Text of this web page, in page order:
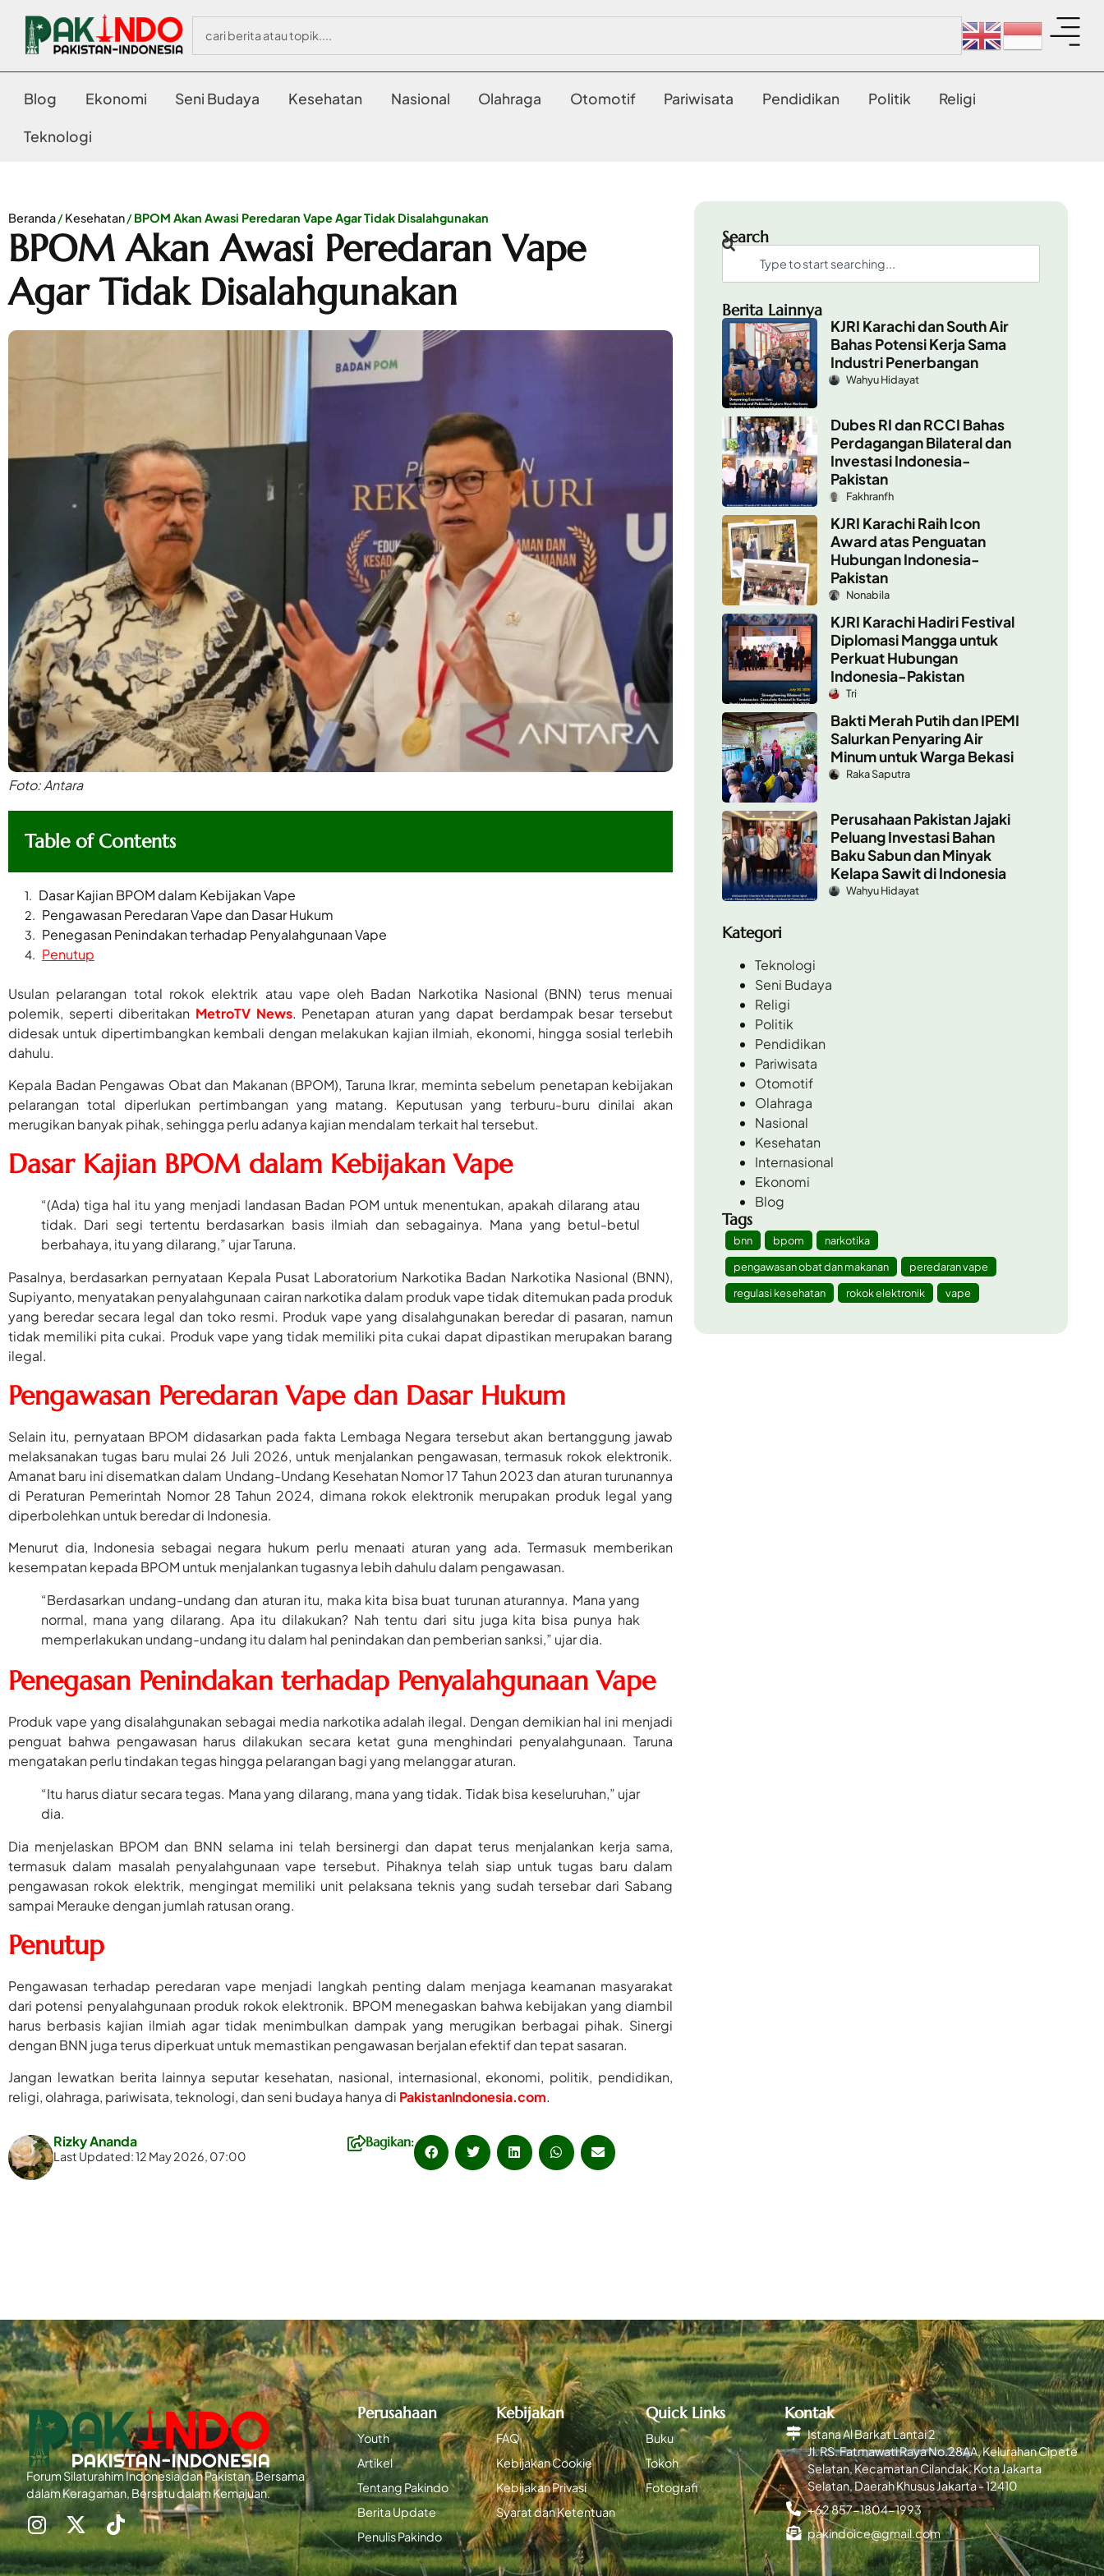
Blog Ekonomi Seni Budaya Kesehatan Nasional Olahraga Otomotif Pariwisata Pendidikan Politik Religi
Teknologi
Beranda/Kesehatan/BPOM Akan Awasi Peredaran Vape Agar Tidak Disalahgunakan
BPOM Akan Awasi Peredaran Vape
Agar Tidak Disalahgunakan
Foto: Antara
Table of Contents
Dasar Kajian BPOM dalam Kebijakan Vape
Pengawasan Peredaran Vape dan Dasar Hukum
Penegasan Penindakan terhadap Penyalahgunaan Vape
Penutup
Usulan pelarangan total rokok elektrik atau vape oleh Badan Narkotika Nasional (BNN) terus menuai
polemik, seperti diberitakan MetroTV News. Penetapan aturan yang dapat berdampak besar tersebut
didesak untuk dipertimbangkan kembali dengan melakukan kajian ilmiah, ekonomi, hingga sosial terlebih
dahulu.
Kepala Badan Pengawas Obat dan Makanan (BPOM), Taruna Ikrar, meminta sebelum penetapan kebijakan
pelarangan total diperlukan pertimbangan yang matang. Keputusan yang terburu-buru dinilai akan
merugikan banyak pihak, sehingga perlu adanya kajian mendalam terkait hal tersebut.
Dasar Kajian BPOM dalam Kebijakan Vape
“(Ada) tiga hal itu yang menjadi landasan Badan POM untuk menentukan, apakah dilarang atau
tidak. Dari segi tertentu berdasarkan basis ilmiah dan sebagainya. Mana yang betul-betul
berbahaya, itu yang dilarang,” ujar Taruna.
Pasalnya, berdasarkan pernyataan Kepala Pusat Laboratorium Narkotika Badan Narkotika Nasional (BNN),
Supiyanto, menyatakan penyalahgunaan cairan narkotika dalam produk vape tidak ditemukan pada produk
yang beredar secara legal dan toko resmi. Produk vape yang disalahgunakan beredar di pasaran, namun
tidak memiliki pita cukai. Produk vape yang tidak memiliki pita cukai dapat dipastikan merupakan barang
ilegal.
Pengawasan Peredaran Vape dan Dasar Hukum
Selain itu, pernyataan BPOM didasarkan pada fakta Lembaga Negara tersebut akan bertanggung jawab
melaksanakan tugas baru mulai 26 Juli 2026, untuk menjalankan pengawasan, termasuk rokok elektronik.
Amanat baru ini disematkan dalam Undang-Undang Kesehatan Nomor 17 Tahun 2023 dan aturan turunannya
di Peraturan Pemerintah Nomor 28 Tahun 2024, dimana rokok elektronik merupakan produk legal yang
diperbolehkan untuk beredar di Indonesia.
Menurut dia, Indonesia sebagai negara hukum perlu menaati aturan yang ada. Termasuk memberikan
kesempatan kepada BPOM untuk menjalankan tugasnya lebih dahulu dalam pengawasan.
“Berdasarkan undang-undang dan aturan itu, maka kita bisa buat turunan aturannya. Mana yang
normal, mana yang dilarang. Apa itu dilakukan? Nah tentu dari situ juga kita bisa punya hak
memperlakukan undang-undang itu dalam hal penindakan dan pemberian sanksi,” ujar dia.
Penegasan Penindakan terhadap Penyalahgunaan Vape
Produk vape yang disalahgunakan sebagai media narkotika adalah ilegal. Dengan demikian hal ini menjadi
penguat bahwa pengawasan harus dilakukan secara ketat guna menghindari penyalahgunaan. Taruna
mengatakan perlu tindakan tegas hingga pelarangan bagi yang melanggar aturan.
“Itu harus diatur secara tegas. Mana yang dilarang, mana yang tidak. Tidak bisa keseluruhan,” ujar
dia.
Dia menjelaskan BPOM dan BNN selama ini telah bersinergi dan dapat terus menjalankan kerja sama,
termasuk dalam masalah penyalahgunaan vape tersebut. Pihaknya telah siap untuk tugas baru dalam
pengawasan rokok elektrik, mengingat memiliki unit pelaksana teknis yang sudah tersebar dari Sabang
sampai Merauke dengan jumlah ratusan orang.
Penutup
Pengawasan terhadap peredaran vape menjadi langkah penting dalam menjaga keamanan masyarakat
dari potensi penyalahgunaan produk rokok elektronik. BPOM menegaskan bahwa kebijakan yang diambil
harus berbasis kajian ilmiah agar tidak menimbulkan dampak yang merugikan berbagai pihak. Sinergi
dengan BNN juga terus diperkuat untuk memastikan pengawasan berjalan efektif dan tepat sasaran.
Jangan lewatkan berita lainnya seputar kesehatan, nasional, internasional, ekonomi, politik, pendidikan,
religi, olahraga, pariwisata, teknologi, dan seni budaya hanya di PakistanIndonesia.com.
Rizky Ananda
Last Updated: 12 May 2026, 07:00
Bagikan:
Search
Berita Lainnya
KJRI Karachi dan South Air
Bahas Potensi Kerja Sama
Industri Penerbangan
Wahyu Hidayat
Dubes RI dan RCCI Bahas
Perdagangan Bilateral dan
Investasi Indonesia-
Pakistan
Fakhranfh
KJRI Karachi Raih Icon
Award atas Penguatan
Hubungan Indonesia-
Pakistan
Nonabila
KJRI Karachi Hadiri Festival
Diplomasi Mangga untuk
Perkuat Hubungan
Indonesia-Pakistan
Tri
Bakti Merah Putih dan IPEMI
Salurkan Penyaring Air
Minum untuk Warga Bekasi
Raka Saputra
Perusahaan Pakistan Jajaki
Peluang Investasi Bahan
Baku Sabun dan Minyak
Kelapa Sawit di Indonesia
Wahyu Hidayat
Kategori
Teknologi
Seni Budaya
Religi
Politik
Pendidikan
Pariwisata
Otomotif
Olahraga
Nasional
Kesehatan
Internasional
Ekonomi
Blog
Tags
bnn bpom
narkotika
pengawasan obat dan makanan
peredaran vape
regulasi kesehatan
rokok elektronik vape
Forum Silaturahim Indonesia dan Pakistan. Bersama
dalam Keragaman, Bersatu dalam Kemajuan.
Perusahaan
Youth
Artikel
Tentang Pakindo
Berita Update
Penulis Pakindo
Kebijakan
FAQ
Kebijakan Cookie
Kebijakan Privasi
Syarat dan Ketentuan
Quick Links
Buku
Tokoh
Fotografi
Kontak
Istana Al Barkat Lantai 2
Jl. RS. Fatmawati Raya No.28AA, Kelurahan Cipete
Selatan, Kecamatan Cilandak, Kota Jakarta
Selatan, Daerah Khusus Jakarta - 12410
+62 857-1804-1993
pakindoice@gmail.com